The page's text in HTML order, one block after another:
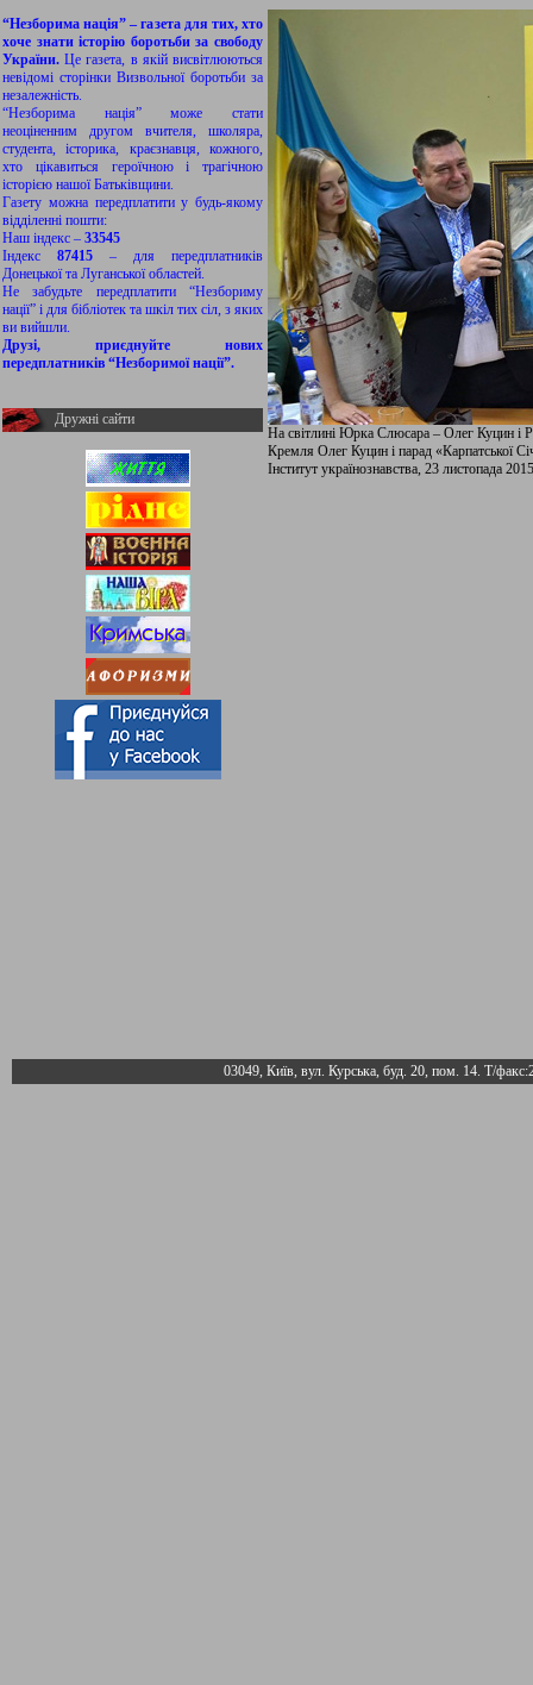
“Незборима нація” – газета для тих, хто
хоче знати історію боротьби за свободу
України.Це газета, в якій висвітлюються
невідомі сторінки Визвольної боротьби за
незалежність.
“Незборима нація” може стати
неоціненним другом вчителя, школяра,
студента, історика, краєзнавця, кожного,
хто цікавиться героїчною і трагічною
історією нашої Батьківщини.
Газету можна передплатити у будь-якому
відділенні пошти:
Наш індекс – 33545
Індекс 87415 – для передплатників
Донецької та Луганської областей.
Не забудьте передплатити “Незбориму
нації” і для бібліотек та шкіл тих сіл, з яких
ви вийшли.
Друзі, приєднуйте нових
передплатників “Незборимої нації”.
Дружні сайти
На світлині Юрка Слюсара – Олег Куцин і
Кремля Олег Куцин і парад «Карпатської
Інститут українознавства, 23 листопада
03049, Київ, вул. Курська, буд. 20, пом. 14. Т/